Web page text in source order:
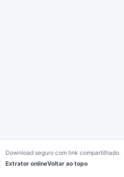
Download seguro com link compartilhado.
Extrator onlineVoltar ao topo